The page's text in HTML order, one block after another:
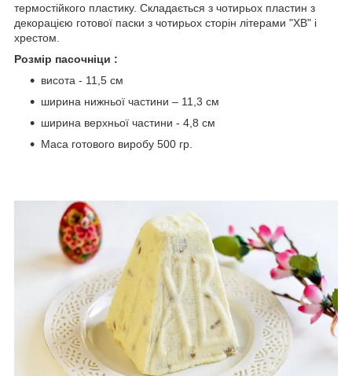
термостійкого пластику. Складається з чотирьох пластин з
декорацією готової паски з чотирьох сторін літерами "ХВ" і
хрестом.
Розмір пасочніци :
висота - 11,5 см
ширина нижньої частини – 11,3 см
ширина верхньої частини - 4,8 см
Маса готового виробу 500 гр.